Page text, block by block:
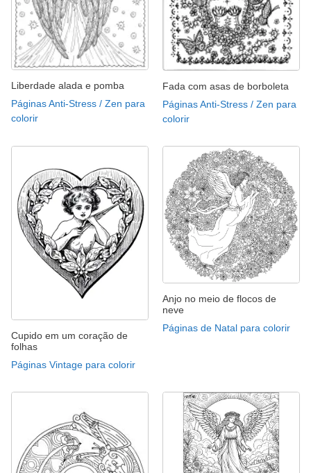
Liberdade alada e pomba
Páginas Anti-Stress / Zen para
colorir
Fada com asas de borboleta
Páginas Anti-Stress / Zen para
colorir
Cupido em um coração de
folhas
Páginas Vintage para colorir
Anjo no meio de flocos de
neve
Páginas de Natal para colorir